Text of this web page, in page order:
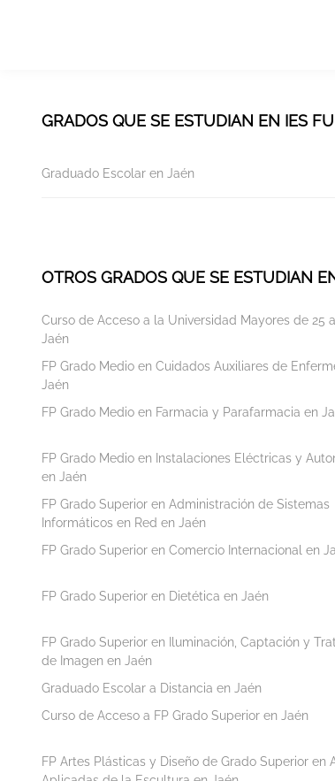
GRADOS QUE SE ESTUDIAN EN IES
Graduado Escolar en Jaén
OTROS GRADOS QUE SE ESTUDIAN
Curso de Acceso a la Universidad Mayores de 25
Jaén
FP Grado Medio en Cuidados Auxiliares de
Jaén
FP Grado Medio en Farmacia y Parafarmacia en
FP Grado Medio en Instalaciones Eléctricas y
en Jaén
FP Grado Superior en Administración de Sistemas
Informáticos en Red en Jaén
FP Grado Superior en Comercio Internacional en
FP Grado Superior en Dietética en Jaén
FP Grado Superior en Iluminación, Captación y
de Imagen en Jaén
Graduado Escolar a Distancia en Jaén
Curso de Acceso a FP Grado Superior en Jaén
FP Artes Plásticas y Diseño de Grado Superior en